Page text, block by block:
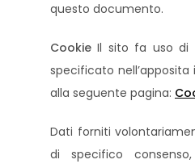
questo documento.
CookieIl sito fa uso di
specificato
alla seguente pagina:
Dati forniti
di specifico